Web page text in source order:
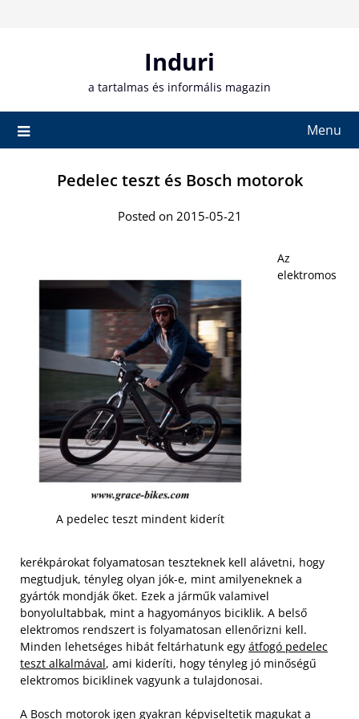
Induri
a tartalmas és informális magazin
Menu
Pedelec teszt és Bosch motorok
Posted on 2015-05-21
A pedelec teszt mindent kiderít
Az
elektromos
kerékpárokat folyamatosan teszteknek kell alávetni, hogy
megtudjuk, tényleg olyan jók-e, mint amilyeneknek a
gyártók mondják őket. Ezek a járműk valamivel
bonyolultabbak, mint a hagyományos biciklik. A belső
elektromos rendszert is folyamatosan ellenőrizni kell.
Minden lehetséges hibát feltárhatunk egy átfogó pedelec
teszt alkalmával, ami kideríti, hogy tényleg jó minőségű
elektromos biciklinek vagyunk a tulajdonosai.
A Bosch motorok igen gyakran képviseltetik magukat a